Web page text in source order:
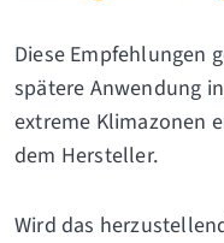
Diese Empfehlungen
spätere Anwendung
extreme Klimazonen
dem Hersteller.
Wird das